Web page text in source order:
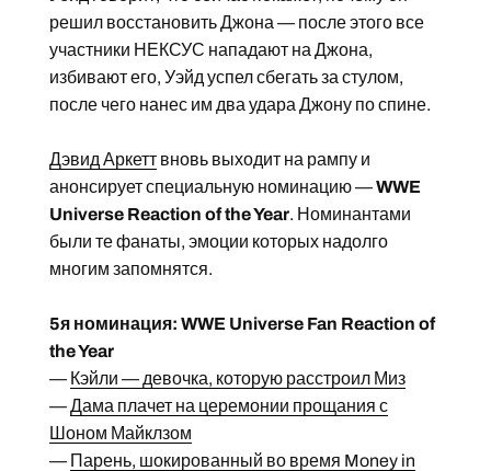
решил восстановить Джона — после этого все
участники НЕКСУС нападают на Джона,
избивают его, Уэйд успел сбегать за стулом,
после чего нанес им два удара Джону по спине.
Дэвид Аркеттвновь выходит на рампу и
анонсирует специальную номинацию —WWE
Universe Reaction of the Year. Номинантами
были те фанаты, эмоции которых надолго
многим запомнятся.
5я номинация: WWE Universe Fan Reaction of
the Year
— Кэйли — девочка, которую расстроил Миз
—Дама плачет на церемонии прощания с
Шоном Майклзом
— Парень, шокированный во время Money in